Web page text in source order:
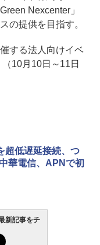
Nexcenter」
の提供を目指す。
する法人向けイベ
10月10日～11日
超低遅延接続、つ
華電信、APNで初
新記事をチ